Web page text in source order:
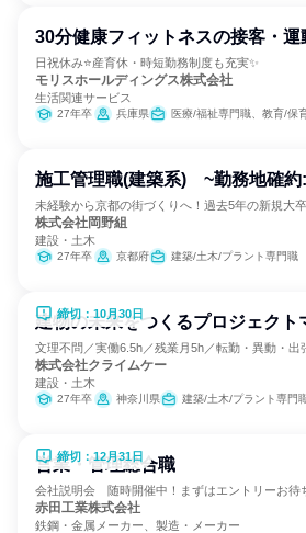
30分健康フィットネスの接客・運
日祝休み⭐産育休・時短勤務制度も充実✨
モリスホールディングス株式会社
生活関連サービス
27年卒 兵庫県 医療/福祉専門職、教育/保
施工管理職(建築系) ~勤務地確約
未経験から京都の街づくりへ！過去5年の新規大
株式会社岡野組
建設・土木
27年卒 京都府 建築/土木/プラント専門職
締切：10月30日
建物の未来をつくるプロジェクト
文理不問／実働6.5h／残業月5h／転勤・異動・出
株式会社クライムケー
建設・土木
27年卒 神奈川県 建築/土木/プラント専門
締切：12月31日
営業・管理総合職
会社説明会 随時開催中！まずはエントリーお待
赤田工業株式会社
鉄鋼・金属メーカー、製造・メーカー